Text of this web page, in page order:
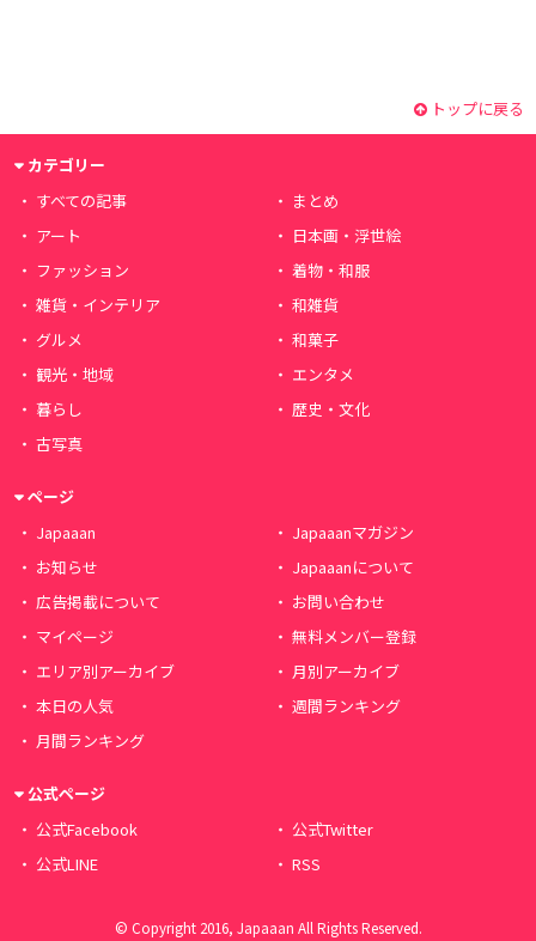
トップに戻る
カテゴリー
すべての記事
まとめ
アート
日本画・浮世絵
ファッション
着物・和服
雑貨・インテリア
和雑貨
グルメ
和菓子
観光・地域
エンタメ
暮らし
歴史・文化
古写真
ページ
Japaaan
Japaaanマガジン
お知らせ
Japaaanについて
広告掲載について
お問い合わせ
マイページ
無料メンバー登録
エリア別アーカイブ
月別アーカイブ
本日の人気
週間ランキング
月間ランキング
公式ページ
公式Facebook
公式Twitter
公式LINE
RSS
© Copyright 2016, Japaaan All Rights Reserved.